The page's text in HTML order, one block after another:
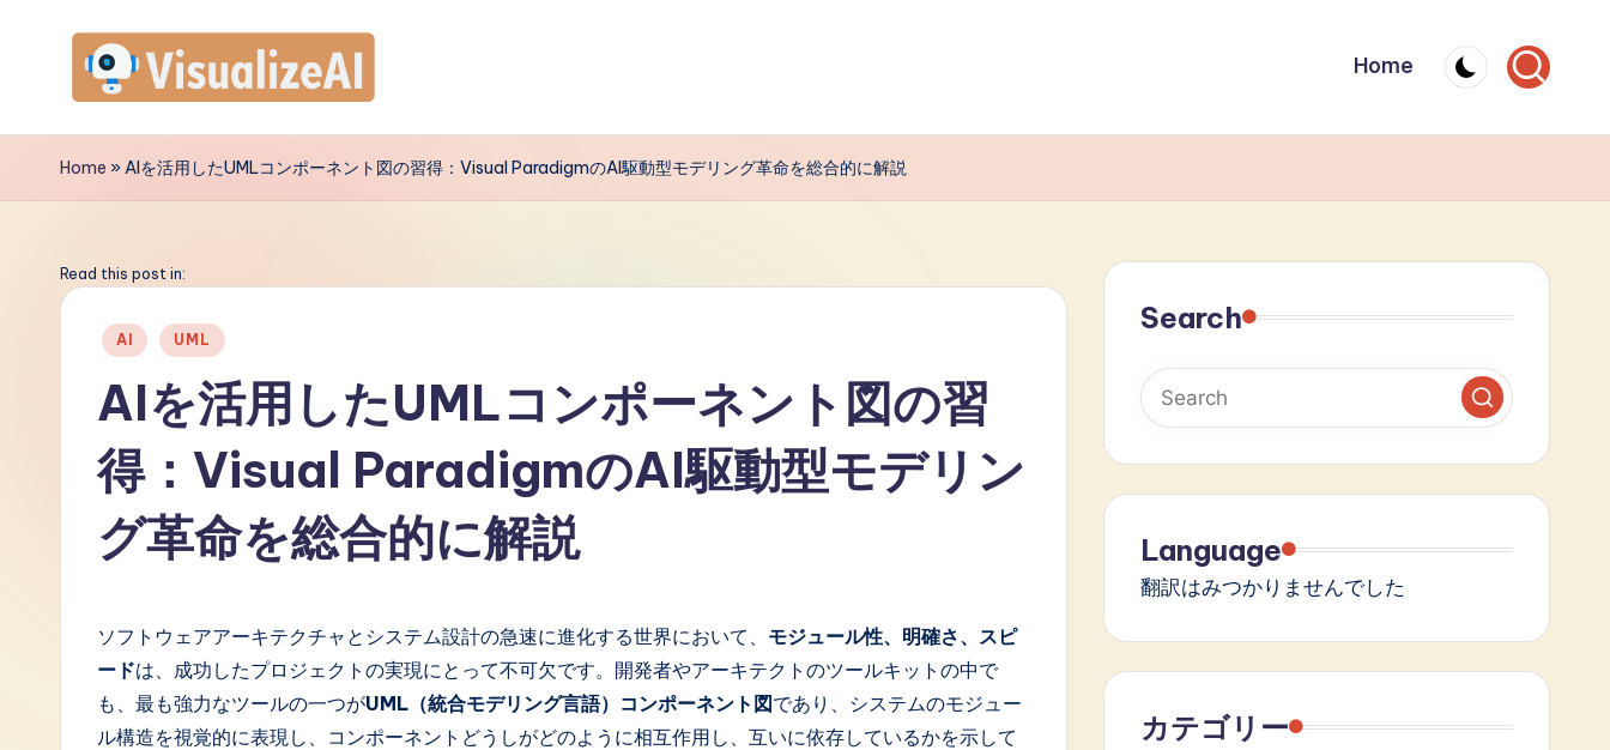
contentV
is
a
A
Home
Home »AIを活用したUMLコンポーネント図の習得：Visual ParadigmのAI駆動型モデリング革命を総合的に解説
Read this post in:
Posted
AI UML
AIを活用したUMLコンポーネント図の習
得：Visual ParadigmのAI駆動型モデリン
グ革命を総合的に解説
ソフトウェアアーキテクチャとシステム設計の急速に進化する世界において、 モジュール性、明確さ、スピ
ードは、成功したプロジェクトの実現にとって不可欠です。開発者やアーキテクトのツールキットの中で
も、最も強力なツールの一つがUML（統合モデリング言語）コンポーネント図であり、システムのモジュー
ル構造を視覚的に表現し、コンポーネントどうしがどのように相互作用し、互いに依存しているかを示して
Search
Language
翻訳はみつかりませんでした
カテゴリー